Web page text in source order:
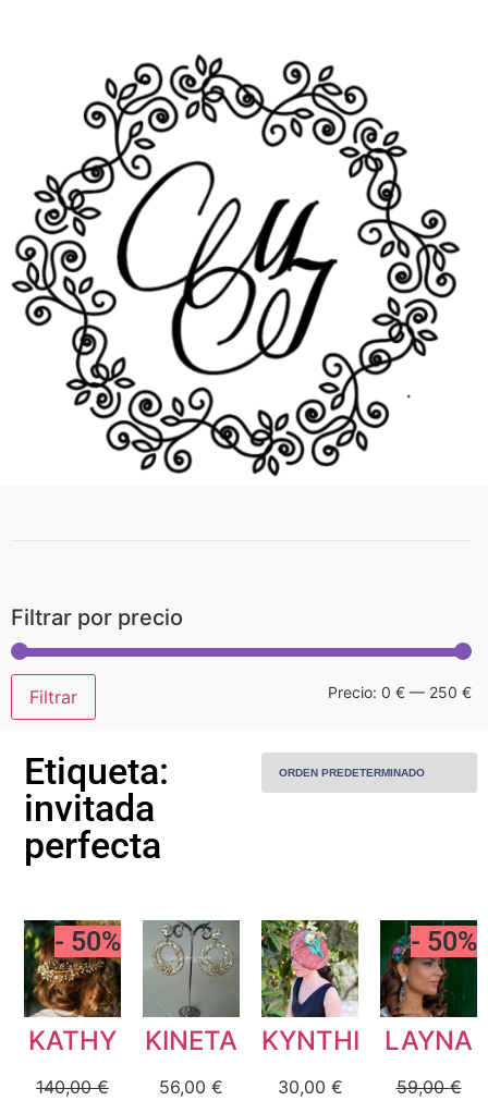
Home
Sobre Mí
Piezas personalizadas
Alquiler
Contacto
F.A.Q
Filtrar por precio
Filtrar Precio: 0 € — 250 €
Etiqueta:
invitada
perfecta
- 50%
KATHY
140,00€
KINETA
56,00 €
KYNTHIA
30,00 €
- 50%
LAYNA
59,00€